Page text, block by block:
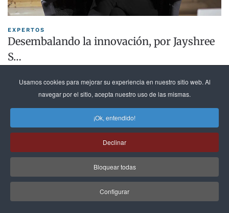
Usamos cookies para mejorar su experiencia en nuestro sitio web. Al
navegar por el sitio, acepta nuestro uso de las mismas.
¡Ok, entendido!
Declinar
Bloquear todas
Configurar
EXPERTOS
Desembalando la innovación, por Jayshree
S…